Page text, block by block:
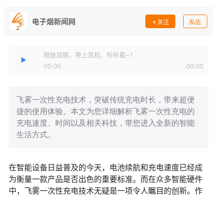
电子烟新闻网 关注 私信
释放双眼，带上耳机，听听看~！
00:00
00:00
飞雾一次性充电技术，突破传统充电时长，带来超便
捷的使用体验。本文为您详细解析飞雾一次性充电的
充电速度、时间以及相关科技，带您进入全新的智能
生活方式。
在智能设备日益普及的今天，电池续航和充电速度已经成
为衡量一款产品是否出色的重要标准。而在众多智能硬件
中，飞雾一次性充电技术无疑是一项令人瞩目的创新。作